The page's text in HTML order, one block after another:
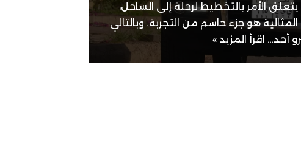
يتعلق الأمر بالتخطيط لرحلة إلى الساحل،
هو جزء حاسم من التجربة. وبالتالي
أحد… اقرأ المزيد »